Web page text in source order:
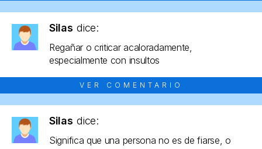
Silas dice:
Regañar o criticar acaloradamente,
especialmente con insultos
VER COMENTARIO
Silas dice:
Significa que una persona no es de fiarse, o